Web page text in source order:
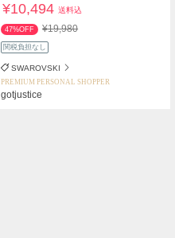
¥10,494送料込
47%OFF ¥19,980
関税負担なし
SWAROVSKI
PREMIUM PERSONAL SHOPPER
gotjustice